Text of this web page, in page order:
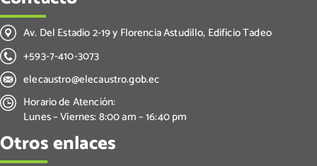
Av. Del Estadio 2-19 y Florencia Astudillo, Edificio Tadeo
+593-7-410-3073
elecaustro@elecaustro.gob.ec
Horario de Atención:
Lunes – Viernes: 8:00 am – 16:40 pm
Otros enlaces